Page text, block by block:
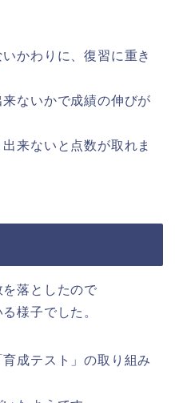
かわりに、復習に重き
ないかで成績の伸びが
来ないと点数が取れま
落としたので
様子でした。
成テスト」の取り組み